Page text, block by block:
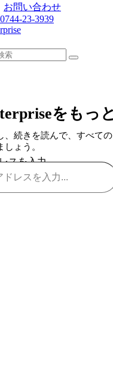
お問い合わせ
23-3939
をもっ
、続きを読んで、すべて
ょう。
スを入力...